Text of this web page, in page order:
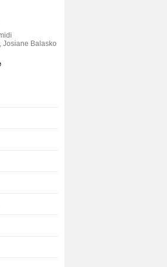
Josiane Balasko